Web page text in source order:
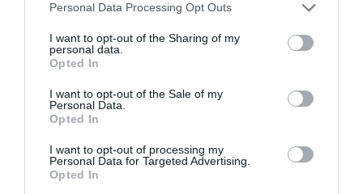
Personal Data Processing Opt Outs
I want to opt-out of the Sharing of my
personal data.
Opted In
I want to opt-out of the Sale of my
Personal Data.
Opted In
I want to opt-out of processing my
Personal Data for Targeted Advertising.
Opted In
Περιλαμβάνει εισιτήρια για τη συναυλία του Aniello
Desiderio και παρακολούθηση ως ακροατής των
masterclasses του Aniello Desiderio συνολικής διάρκειας
άνω των 7 ωρών | Προσφορά μέχρι 20/12: 85€ | Κανονικό:
– Ενεργός Συμμετέχων Φεστιβάλ
Περιλαμβάνει: Εισιτήρια και για τις τρεις συναυλίες στην
αίθουσα του Φιλολογικού Συλλόγου Παρνασσός, είσοδος ως
ακροατής σε όλα τα σεμινάρια και ένα 45λεπτό μάθημα σε